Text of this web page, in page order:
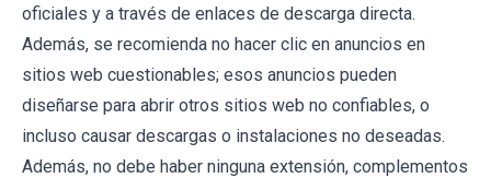
oficiales y a través de enlaces de descarga directa.
Además, se recomienda no hacer clic en anuncios en
sitios web cuestionables; esos anuncios pueden
diseñarse para abrir otros sitios web no confiables, o
incluso causar descargas o instalaciones no deseadas.
Además, no debe haber ninguna extensión, complementos